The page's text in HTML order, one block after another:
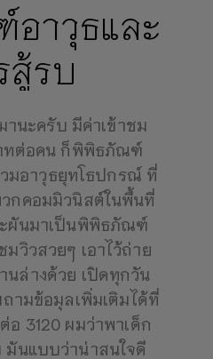
าวุธและ
สู้รบ
านะครับ มีค่าเข้าชม
ทต่อคน ก็พิพิธภัณฑ์
มอาวุธยุทโธปกรณ์ ที่
กคอมมิวนิสต์ในพื้นที่
ผันมาเป็นพิพิธภัณฑ์
วิวสวยๆ เอาไว้ถ่าย
นล่างด้วย เปิดทุกวัน
ามข้อมุลเพิ่มเติมได้ที่
3120 ผมว่าพาเด็ก
นแบบว่าน่าสนใจดี